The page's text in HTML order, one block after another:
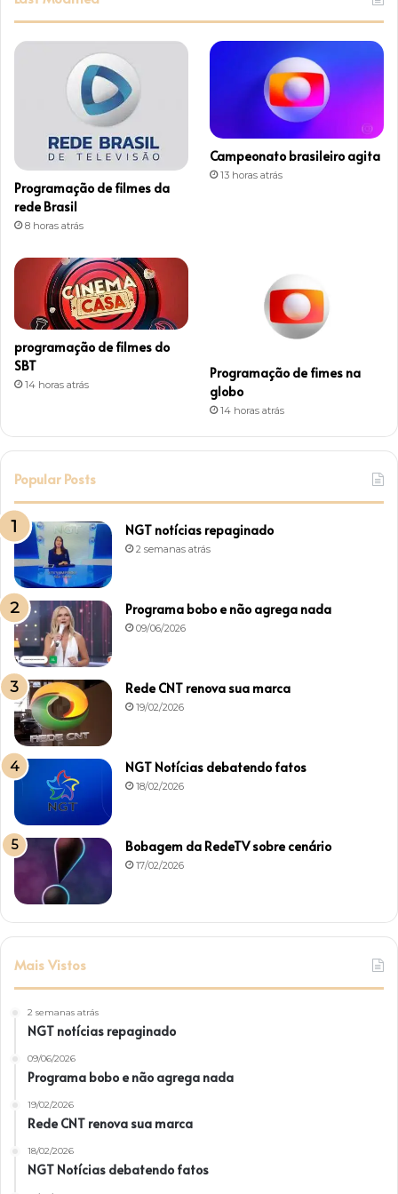
t
r
a
Programação de filmes da
rede Brasil
8 horas atrás
Campeonato brasileiro agita
13 horas atrás
programação de filmes do
SBT
14 horas atrás
Programação de fimes na
globo
14 horas atrás
Popular Posts
NGT notícias repaginado
2 semanas atrás
Programa bobo e não agrega nada
09/06/2026
Rede CNT renova sua marca
19/02/2026
NGT Notícias debatendo fatos
18/02/2026
Bobagem da RedeTV sobre cenário
17/02/2026
Mais Vistos
2 semanas atrás
NGT notícias repaginado
09/06/2026
Programa bobo e não agrega nada
19/02/2026
Rede CNT renova sua marca
18/02/2026
NGT Notícias debatendo fatos